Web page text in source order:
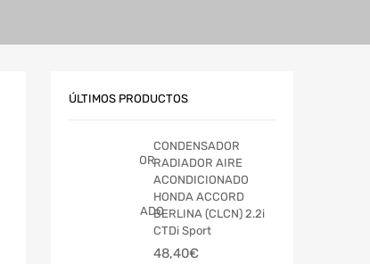
ÚLTIMOS PRODUCTOS
CONDENSADOR
RADIADOR AIRE
ACONDICIONADO
HONDA ACCORD
BERLINA (CLCN) 2.2i
CTDi Sport
48,40€